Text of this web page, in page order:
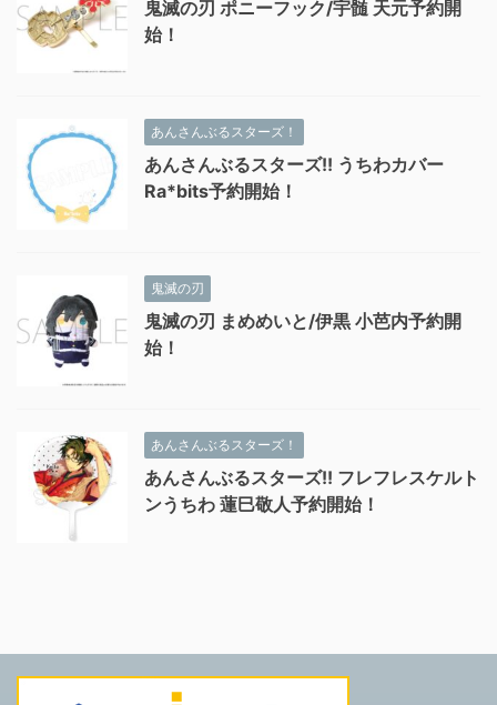
鬼滅の刃 ポニーフック/宇髄 天元予約開
始！
あんさんぶるスターズ！
あんさんぶるスターズ!! うちわカバー
Ra*bits予約開始！
鬼滅の刃
鬼滅の刃 まめめいと/伊黒 小芭内予約開
始！
あんさんぶるスターズ！
あんさんぶるスターズ!! フレフレスケルト
ンうちわ 蓮巳敬人予約開始！